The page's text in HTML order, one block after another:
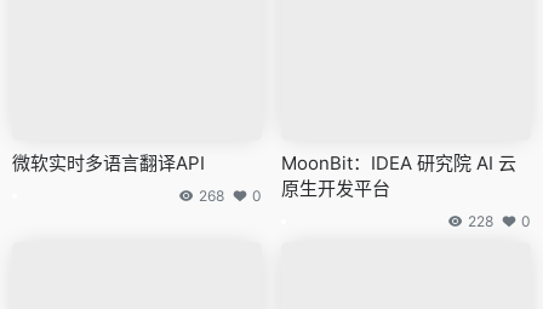
微软实时多语言翻译API
268 0
MoonBit：IDEA 研究院 AI 云
原生开发平台
228 0